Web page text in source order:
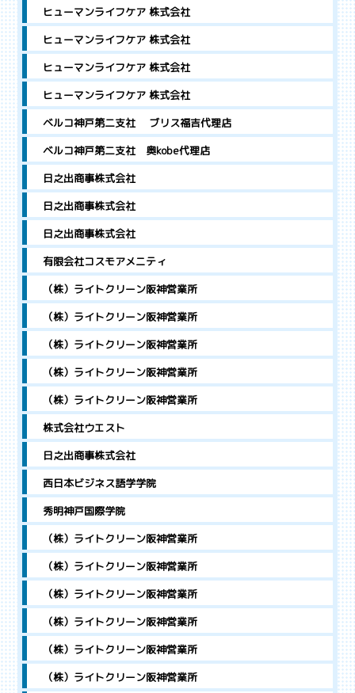
ヒューマンライフケア 株式会社
ヒューマンライフケア 株式会社
ヒューマンライフケア 株式会社
ヒューマンライフケア 株式会社
ベルコ神戸第二支社 ブリス福吉代理店
ベルコ神戸第二支社 奥kobe代理店
日之出商事株式会社
日之出商事株式会社
日之出商事株式会社
有限会社コスモアメニティ
（株）ライトクリーン阪神営業所
（株）ライトクリーン阪神営業所
（株）ライトクリーン阪神営業所
（株）ライトクリーン阪神営業所
（株）ライトクリーン阪神営業所
株式会社ウエスト
日之出商事株式会社
西日本ビジネス語学学院
秀明神戸国際学院
（株）ライトクリーン阪神営業所
（株）ライトクリーン阪神営業所
（株）ライトクリーン阪神営業所
（株）ライトクリーン阪神営業所
（株）ライトクリーン阪神営業所
（株）ライトクリーン阪神営業所